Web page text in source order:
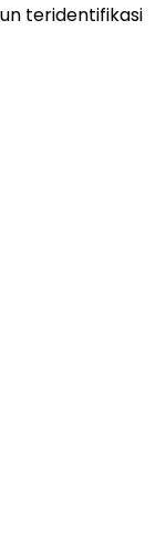
teridentifikasi